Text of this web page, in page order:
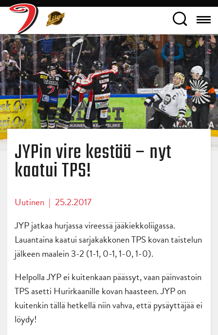
JYPin vire kestää – nyt
kaatui TPS!
Uutinen | 25.2.2017
JYP jatkaa hurjassa vireessä jääkiekkoliigassa.
Lauantaina kaatui sarjakakkonen TPS kovan taistelun
jälkeen maalein 3-2 (1-1, 0-1, 1-0, 1-0).
Helpolla JYP ei kuitenkaan päässyt, vaan päinvastoin
TPS asetti Hurirkaanille kovan haasteen. JYP on
kuitenkin tällä hetkellä niin vahva, että pysäyttäjää ei
löydy!